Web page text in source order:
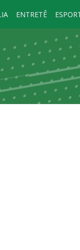
ENTRETÊ